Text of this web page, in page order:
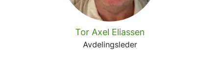
Tor Axel Eliassen
Avdelingsleder